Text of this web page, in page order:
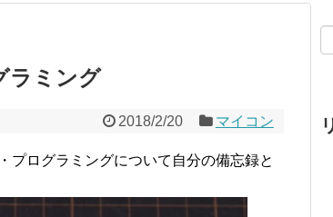
ラミング
2018/2/20 マイコン
プログラミングについて自分の備忘録と